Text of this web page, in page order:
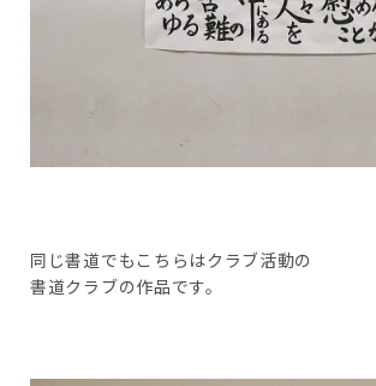
同じ書道でもこちらはクラブ活動の
書道クラブの作品です。